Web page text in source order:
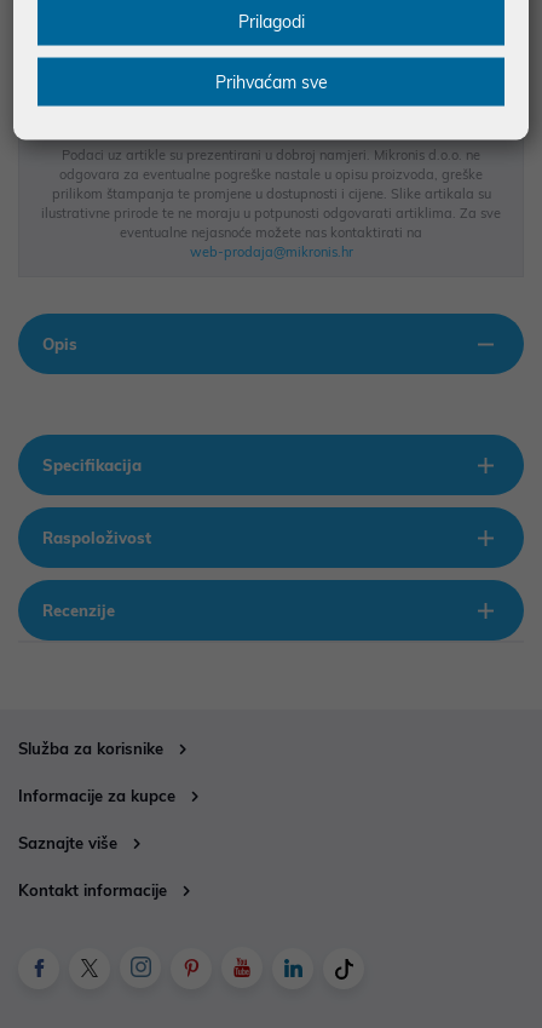
BESPLATNA DOSTAVA ZA NARUDŽBE IZNAD 66,36€
MOGUĆNOST PLAĆANJA NA RATE
Podaci uz artikle su prezentirani u dobroj namjeri. Mikronis d.o.o. ne
odgovara za eventualne pogreške nastale u opisu proizvoda, greške
prilikom štampanja te promjene u dostupnosti i cijene. Slike artikala su
ilustrativne prirode te ne moraju u potpunosti odgovarati artiklima. Za sve
eventualne nejasnoće možete nas kontaktirati na
web-prodaja@mikronis.hr
Opis
Specifikacija
Raspoloživost
Recenzije
Služba za korisnike
Informacije za kupce
Saznajte više
Kontakt informacije
Prilagodi
Prihvaćam sve